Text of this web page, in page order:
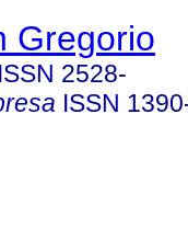
Gregorio
ISSN 2528-
ISSN